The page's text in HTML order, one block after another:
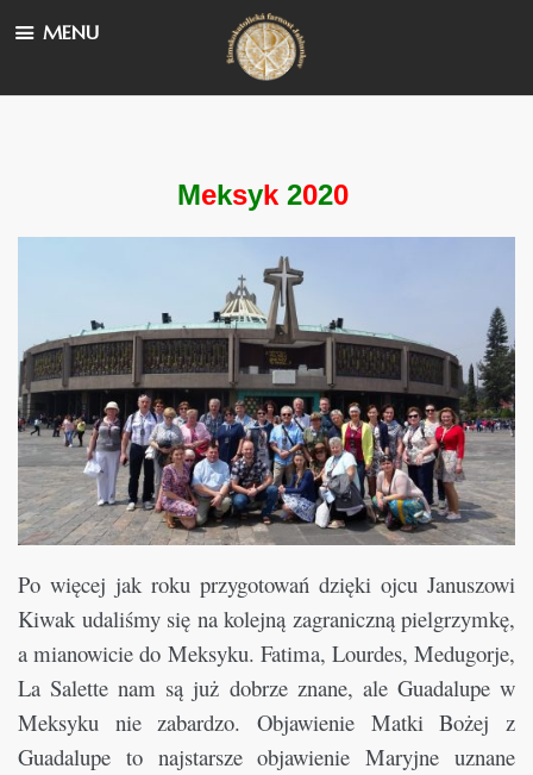
Meksyk2020
Po więcej jak roku przygotowań dzięki ojcu Januszowi
Kiwak udaliśmy się na kolejną zagraniczną pielgrzymkę,
a mianowicie do Meksyku. Fatima, Lourdes, Medugorje,
La Salette nam są już dobrze znane, ale Guadalupe w
Meksyku nie zabardzo. Objawienie Matki Bożej z
Guadalupe to najstarsze objawienie Maryjne uznane
MENU